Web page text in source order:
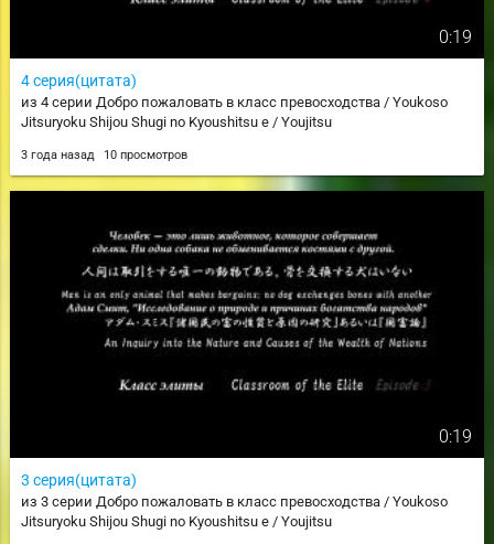
0:19
4 серия(цитата)
из 4 серии Добро пожаловать в класс превосходства / Youkoso
Jitsuryoku Shijou Shugi no Kyoushitsu e / Youjitsu
3 года назад 10 просмотров
0:19
3 серия(цитата)
из 3 серии Добро пожаловать в класс превосходства / Youkoso
Jitsuryoku Shijou Shugi no Kyoushitsu e / Youjitsu